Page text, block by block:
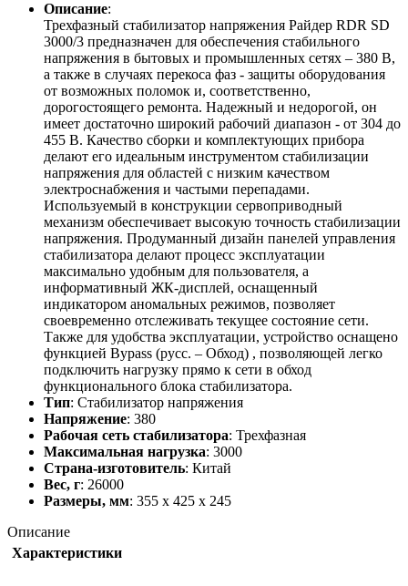
Описание:
Трехфазный стабилизатор напряжения Райдер RDR SD
3000/3 предназначен для обеспечения стабильного
напряжения в бытовых и промышленных сетях – 380 В,
а также в случаях перекоса фаз - защиты оборудования
от возможных поломок и, соответственно,
дорогостоящего ремонта. Надежный и недорогой, он
имеет достаточно широкий рабочий диапазон - от 304 до
455 В. Качество сборки и комплектующих прибора
делают его идеальным инструментом стабилизации
напряжения для областей с низким качеством
электроснабжения и частыми перепадами.
Используемый в конструкции сервоприводный
механизм обеспечивает высокую точность стабилизации
напряжения. Продуманный дизайн панелей управления
стабилизатора делают процесс эксплуатации
максимально удобным для пользователя, а
информативный ЖК-дисплей, оснащенный
индикатором аномальных режимов, позволяет
своевременно отслеживать текущее состояние сети.
Также для удобства эксплуатации, устройство оснащено
функцией Bypass (русс. – Обход) , позволяющей легко
подключить нагрузку прямо к сети в обход
функционального блока стабилизатора.
Тип: Стабилизатор напряжения
Напряжение: 380
Рабочая сеть стабилизатора: Трехфазная
Максимальная нагрузка: 3000
Страна-изготовитель: Китай
Вес, г: 26000
Размеры, мм: 355 х 425 х 245
Описание
Характеристики